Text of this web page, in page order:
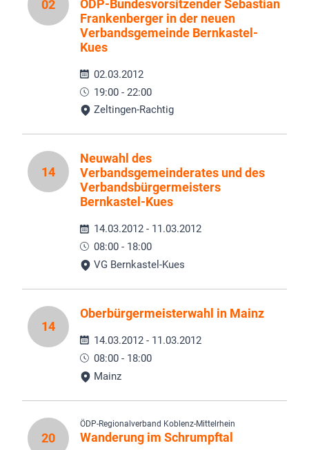
02
ÖDP-Bundesvorsitzender Sebastian
Frankenberger in der neuen
Verbandsgemeinde Bernkastel-
Kues
02.03.2012
19:00 - 22:00
Zeltingen-Rachtig
14
Neuwahl des
Verbandsgemeinderates und des
Verbandsbürgermeisters
Bernkastel-Kues
14.03.2012 - 11.03.2012
08:00 - 18:00
VG Bernkastel-Kues
14
Oberbürgermeisterwahl in Mainz
14.03.2012 - 11.03.2012
08:00 - 18:00
Mainz
20
ÖDP-Regionalverband Koblenz-Mittelrhein
Wanderung im Schrumpftal